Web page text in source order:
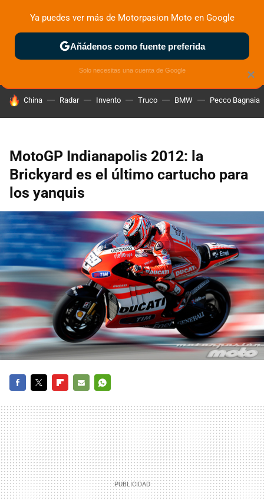
ZONA DE PRUEBAS DEPORTIVAS MOTOS ELÉCTRICAS
HOY SE HABLA DE
China Radar Invento Truco BMW Pecco Bagnaia
MotoGP Indianapolis 2012: la
Brickyard es el último cartucho para
los yanquis
MAIL
×
Ya puedes ver más de Motorpasion Moto en Google
Añádenos como fuente preferida
Solo necesitas una cuenta de Google